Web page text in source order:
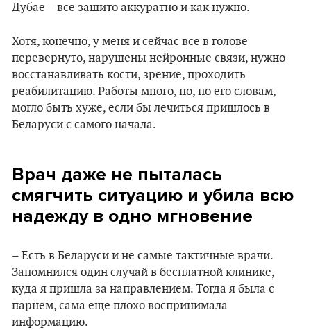
Дубае – все зашито аккуратно и как нужно.
Хотя, конечно, у меня и сейчас все в голове
перевернуто, нарушены нейронные связи, нужно
восстанавливать кости, зрение, проходить
реабилитацию. Работы много, но, по его словам,
могло быть хуже, если бы лечиться пришлось в
Беларуси с самого начала.
Врач даже не пыталась
смягчить ситуацию и убила всю
надежду в одно мгновение
– Есть в Беларуси и не самые тактичные врачи.
Запомнился один случай в бесплатной клинике,
куда я пришла за направлением. Тогда я была с
парнем, сама еще плохо воспринимала
информацию.